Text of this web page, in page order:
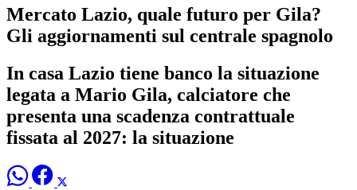
Mercato Lazio, quale futuro per Gila?
Gli aggiornamenti sul centrale spagnolo
In casa Lazio tiene banco la situazione
legata a Mario Gila, calciatore che
presenta una scadenza contrattuale
fissata al 2027: la situazione